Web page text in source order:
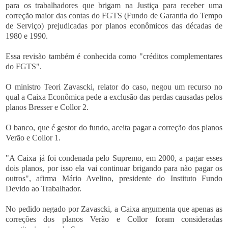
para os trabalhadores que brigam na Justiça para receber uma
correção maior das contas do FGTS (Fundo de Garantia do Tempo
de Serviço) prejudicadas por planos econômicos das décadas de
1980 e 1990.
Essa revisão também é conhecida como "créditos complementares
do FGTS".
O ministro Teori Zavascki, relator do caso, negou um recurso no
qual a Caixa Econômica pede a exclusão das perdas causadas pelos
planos Bresser e Collor 2.
O banco, que é gestor do fundo, aceita pagar a correção dos planos
Verão e Collor 1.
"A Caixa já foi condenada pelo Supremo, em 2000, a pagar esses
dois planos, por isso ela vai continuar brigando para não pagar os
outros", afirma Mário Avelino, presidente do Instituto Fundo
Devido ao Trabalhador.
No pedido negado por Zavascki, a Caixa argumenta que apenas as
correções dos planos Verão e Collor foram consideradas